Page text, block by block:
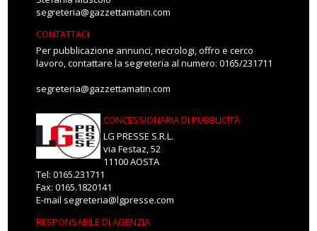
segreteria@gazzettamatin.com
CONTATTACI
Per pubblicazione annunci, necrologi, offro e cerco
lavoro, contattare la segreteria al numero: 0165/231711
segreteria@gazzettamatin.com
CONCESSIONARIA DI PUBBLICITÀ
LG PRESSE S.R.L.
via Festaz, 52
11100 AOSTA
Tel: 0165.231711
Fax: 0165.1820141
E-mail segreteria@lgpresse.com
RESPONSABILE DI AGENZIA